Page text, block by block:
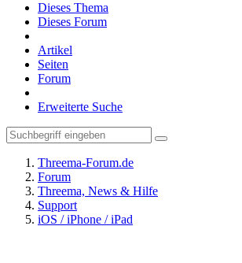
Dieses Thema
Dieses Forum
Artikel
Seiten
Forum
Erweiterte Suche
Threema-Forum.de
Forum
Threema, News & Hilfe
Support
iOS / iPhone / iPad